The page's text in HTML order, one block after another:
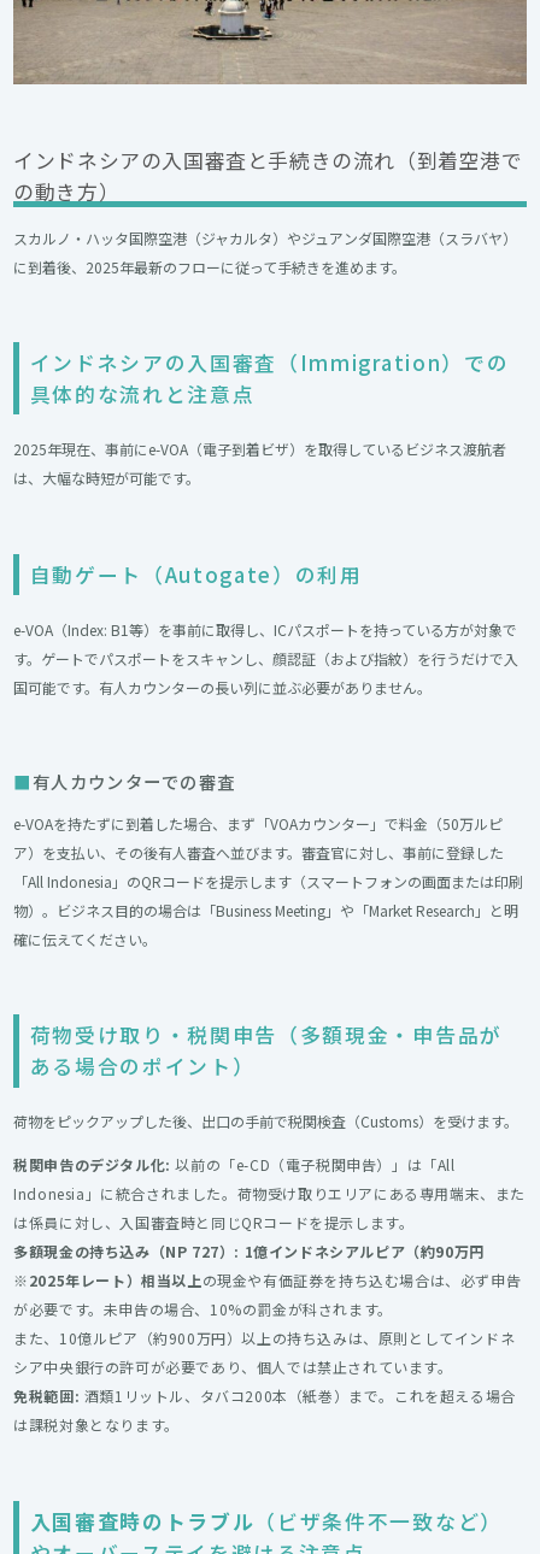
インドネシアの入国審査と手続きの流れ（到着空港で
の動き方）
スカルノ・ハッタ国際空港（ジャカルタ）やジュアンダ国際空港（スラバヤ）
に到着後、2025年最新のフローに従って手続きを進めます。
インドネシアの入国審査（Immigration）での
具体的な流れと注意点
2025年現在、事前にe-VOA（電子到着ビザ）を取得しているビジネス渡航者
は、大幅な時短が可能です。
自動ゲート（Autogate）の利用
e-VOA（Index: B1等）を事前に取得し、ICパスポートを持っている方が対象で
す。ゲートでパスポートをスキャンし、顔認証（および指紋）を行うだけで入
国可能です。有人カウンターの長い列に並ぶ必要がありません。
有人カウンターでの審査
e-VOAを持たずに到着した場合、まず「VOAカウンター」で料金（50万ルピ
ア）を支払い、その後有人審査へ並びます。審査官に対し、事前に登録した
「All Indonesia」のQRコードを提示します（スマートフォンの画面または印刷
物）。ビジネス目的の場合は「Business Meeting」や「Market Research」と明
確に伝えてください。
荷物受け取り・税関申告（多額現金・申告品が
ある場合のポイント）
荷物をピックアップした後、出口の手前で税関検査（Customs）を受けます。
税関申告のデジタル化: 以前の「e-CD（電子税関申告）」は「All
Indonesia」に統合されました。荷物受け取りエリアにある専用端末、また
は係員に対し、入国審査時と同じQRコードを提示します。
多額現金の持ち込み（NP 727）: 1億インドネシアルピア（約90万円
※2025年レート）相当以上の現金や有価証券を持ち込む場合は、必ず申告
が必要です。未申告の場合、10%の罰金が科されます。
また、10億ルピア（約900万円）以上の持ち込みは、原則としてインドネ
シア中央銀行の許可が必要であり、個人では禁止されています。
免税範囲: 酒類1リットル、タバコ200本（紙巻）まで。これを超える場合
は課税対象となります。
入国審査時のトラブル （ビザ条件不一致など）